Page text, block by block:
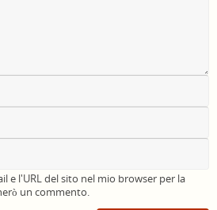
e l'URL del sito nel mio browser per la
un commento.